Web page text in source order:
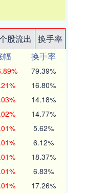
股流出
换手率
幅
换手率
79.39%
16.80%
14.18%
14.77%
5.62%
6.12%
18.37%
6.83%
17.26%